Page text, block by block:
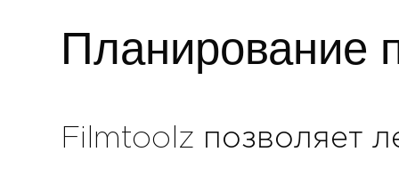
Планирование
Filmtoolz позволяет